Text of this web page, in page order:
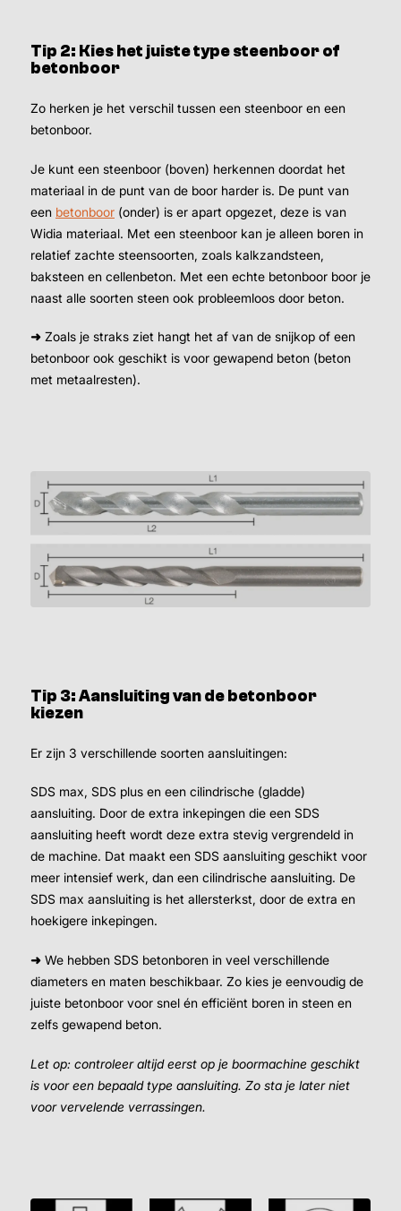
Tip 2: Kies het juiste type steenboor of
betonboor
Zo herken je het verschil tussen een steenboor en een
betonboor.
Je kunt een steenboor (boven) herkennen doordat het
materiaal in de punt van de boor harder is. De punt van
een betonboor (onder) is er apart opgezet, deze is van
Widia materiaal. Met een steenboor kan je alleen boren in
relatief zachte steensoorten, zoals kalkzandsteen,
baksteen en cellenbeton. Met een echte betonboor boor je
naast alle soorten steen ook probleemloos door beton.
➜ Zoals je straks ziet hangt het af van de snijkop of een
betonboor ook geschikt is voor gewapend beton (beton
met metaalresten).
Tip 3: Aansluiting van de betonboor
kiezen
​Er zijn 3 verschillende soorten aansluitingen:
SDS max, SDS plus en een cilindrische (gladde)
aansluiting. Door de extra inkepingen die een SDS
aansluiting heeft wordt deze extra stevig vergrendeld in
de machine. Dat maakt een SDS aansluiting geschikt voor
meer intensief werk, dan een cilindrische aansluiting. De
SDS max aansluiting is het allersterkst, door de extra en
hoekigere inkepingen.
➜ We hebben SDS betonboren in veel verschillende
diameters en maten beschikbaar. Zo kies je eenvoudig de
juiste betonboor voor snel én efficiënt boren in steen en
zelfs gewapend beton.
Let op: controleer altijd eerst op je boormachine geschikt
is voor een bepaald type aansluiting. Zo sta je later niet
voor vervelende verrassingen.